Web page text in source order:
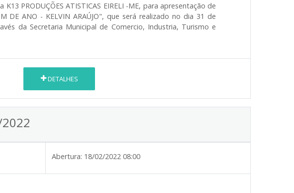
K13 PRODUÇÕES ATISTICAS EIRELI -ME, para apresentação de
DE ANO - KELVIN ARAÚJO", que será realizado no dia 31 de
da Secretaria Municipal de Comercio, Industria, Turismo e
DETALHES
Abertura: 18/02/2022 08:00